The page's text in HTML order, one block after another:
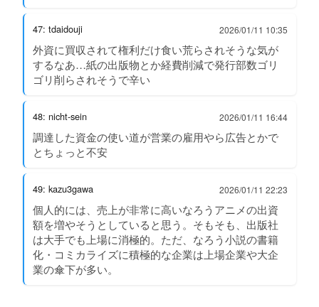
47: tdaidouji 2026/01/11 10:35
外資に買収されて権利だけ食い荒らされそうな気が
するなあ…紙の出版物とか経費削減で発行部数ゴリ
ゴリ削らされそうで辛い
48: nicht-sein 2026/01/11 16:44
調達した資金の使い道が営業の雇用やら広告とかで
とちょっと不安
49: kazu3gawa 2026/01/11 22:23
個人的には、売上が非常に高いなろうアニメの出資
額を増やそうとしていると思う。そもそも、出版社
は大手でも上場に消極的。ただ、なろう小説の書籍
化・コミカライズに積極的な企業は上場企業や大企
業の傘下が多い。